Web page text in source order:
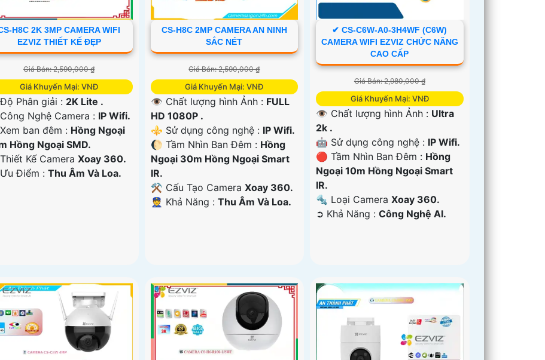
H8C 2K 3MP CAMERA WIFI
EZVIZ THIẾT KẾ ĐẸP
Giá Bán: 2,590,000 ₫
Giá Khuyến Mại: VNĐ
Phân giải : 2K Lite .
Nghệ Camera : IP Wifi.
ban đêm : Hồng Ngoại
Hồng Ngoại SMD.
Kế CameraXoay 360.
Điểm :Thu Âm Và Loa.
CS-H8C 2MP CAMERA AN NINH
SẮC NÉT
Giá Bán: 2,590,000 ₫
Giá Khuyến Mại: VNĐ
👁 Chất lượng hình Ảnh : FULL
HD 1080P .
⚜️ Sử dụng công nghệ : IP Wifi.
🌔 Tầm Nhìn Ban Đêm : Hồng
Ngoại 30m Hồng Ngoại Smart
IR.
⚒ Cấu Tạo Camera Xoay 360.
️👮 Khả Năng : Thu Âm Và Loa.
✔ CS-C6W-A0-3H4WF (C6W)
CAMERA WIFI EZVIZ CHỨC NĂNG
CAO CẤP
Giá Bán: 2,980,000 ₫
Giá Khuyến Mại: VNĐ
👁 Chất lượng hình Ảnh : Ultra
2k .
🤖️ Sử dụng công nghệ : IP Wifi.
🔴 Tầm Nhìn Ban Đêm : Hồng
Ngoại 10m Hồng Ngoại Smart
IR.
🔩 Loại CameraXoay 360.
️➲ Khả Năng :Công Nghệ AI.